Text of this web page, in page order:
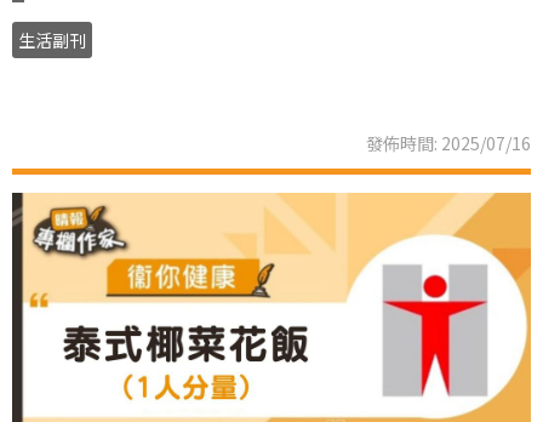
生活副刊
發佈時間: 2025/07/16